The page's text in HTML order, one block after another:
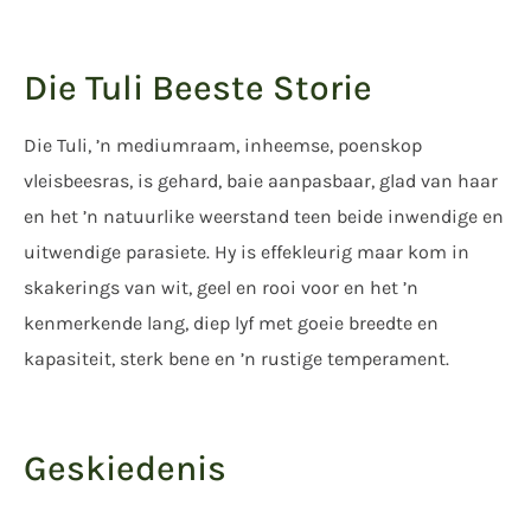
Die Tuli Beeste Storie
Die Tuli, ’n mediumraam, inheemse, poenskop
vleisbeesras, is gehard, baie aanpasbaar, glad van haar
en het ’n natuurlike weerstand teen beide inwendige en
uitwendige parasiete. Hy is effekleurig maar kom in
skakerings van wit, geel en rooi voor en het ’n
kenmerkende lang, diep lyf met goeie breedte en
kapasiteit, sterk bene en ’n rustige temperament.
Geskiedenis